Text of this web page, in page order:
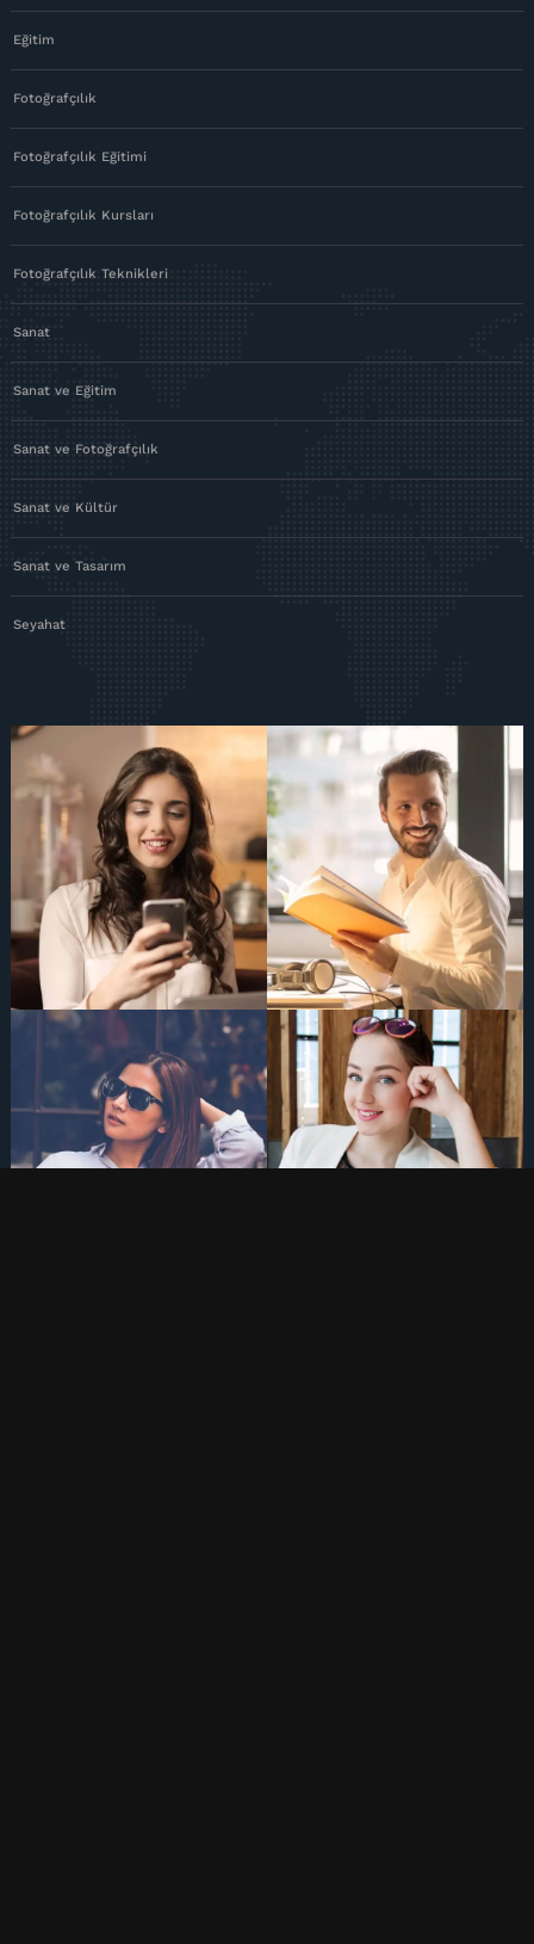
Eğitim
Fotoğrafçılık
Fotoğrafçılık Eğitimi
Fotoğrafçılık Kursları
Fotoğrafçılık Teknikleri
Sanat
Sanat ve Eğitim
Sanat ve Fotoğrafçılık
Sanat ve Kültür
Sanat ve Tasarım
Seyahat